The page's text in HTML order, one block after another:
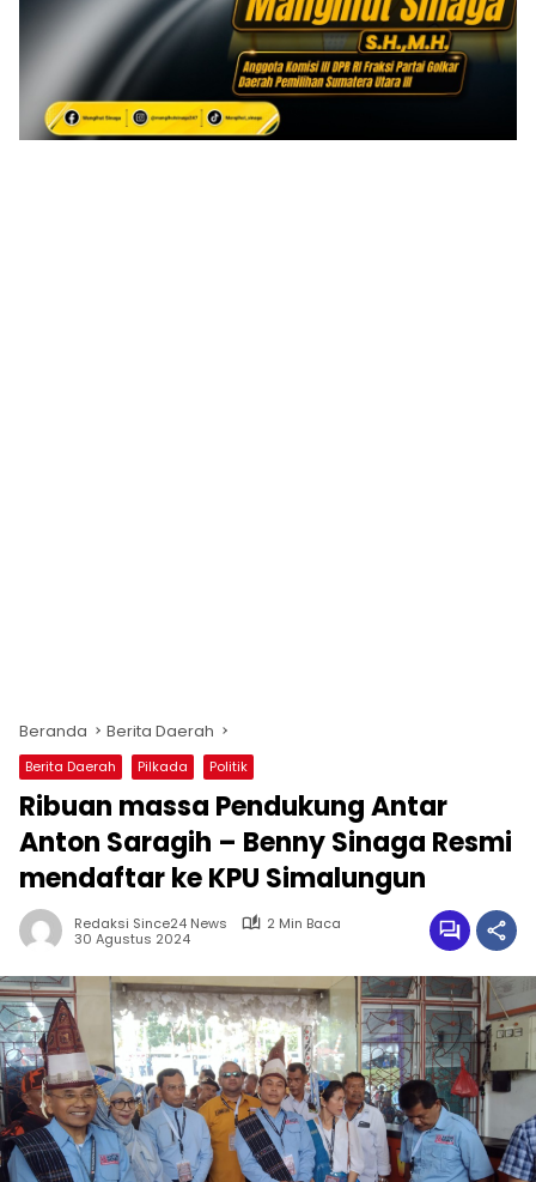
Beranda Berita Daerah
Berita Daerah Pilkada Politik
Ribuan massa Pendukung Antar
Anton Saragih – Benny Sinaga Resmi
mendaftar ke KPU Simalungun
Redaksi Since24 News
2 Min Baca
30 Agustus 2024